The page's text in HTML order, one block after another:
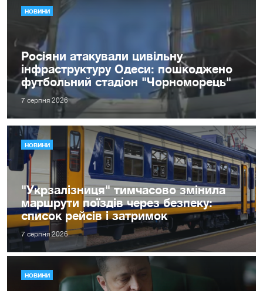
НОВИНИ
Росіяни атакували цивільну
інфраструктуру Одеси: пошкоджено
футбольний стадіон "Чорноморець"
7 серпня 2026
НОВИНИ
"Укрзалізниця" тимчасово змінила
маршрути поїздів через безпеку:
список рейсів і затримок
7 серпня 2026
НОВИНИ